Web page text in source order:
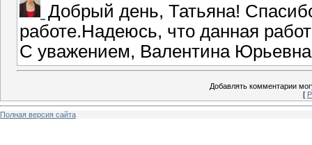
Добрый день, Татьяна!
работе.Надеюсь, что данная
С уважением, Валентина
Добавлять комментарии
[
Полная версия сайта